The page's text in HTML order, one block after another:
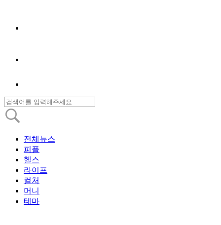
전체뉴스
피플
헬스
라이프
컬처
머니
테마